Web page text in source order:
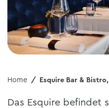
Home Esquire Bar &
Das Esquire befindet